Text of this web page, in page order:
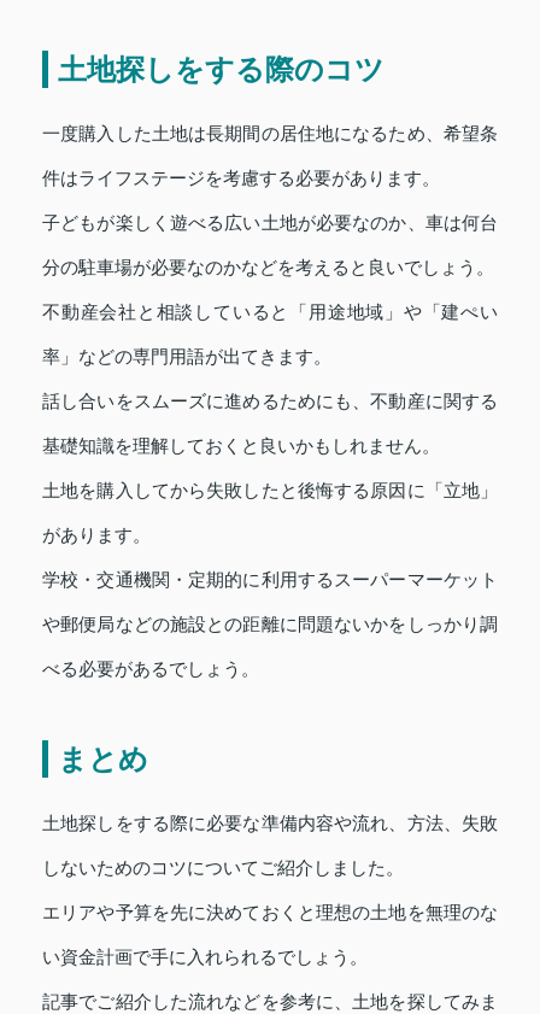
土地探しをする際のコツ
一度購入した土地は長期間の居住地になるため、希望条
件はライフステージを考慮する必要があります。
子どもが楽しく遊べる広い土地が必要なのか、車は何台
分の駐車場が必要なのかなどを考えると良いでしょう。
不動産会社と相談していると「用途地域」や「建ぺい
率」などの専門用語が出てきます。
話し合いをスムーズに進めるためにも、不動産に関する
基礎知識を理解しておくと良いかもしれません。
土地を購入してから失敗したと後悔する原因に「立地」
があります。
学校・交通機関・定期的に利用するスーパーマーケット
や郵便局などの施設との距離に問題ないかをしっかり調
べる必要があるでしょう。
まとめ
土地探しをする際に必要な準備内容や流れ、方法、失敗
しないためのコツについてご紹介しました。
エリアや予算を先に決めておくと理想の土地を無理のな
い資金計画で手に入れられるでしょう。
記事でご紹介した流れなどを参考に、土地を探してみま